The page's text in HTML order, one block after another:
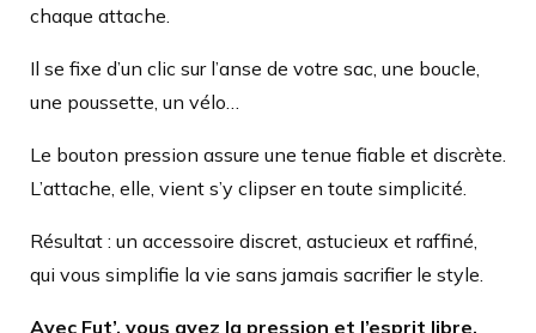
chaque attache.
Il se fixe d’un clic sur l’anse de votre sac, une boucle,
une poussette, un vélo…
Le bouton pression assure une tenue fiable et discrète.
L’attache, elle, vient s’y clipser en toute simplicité.
Résultat : un accessoire discret, astucieux et raffiné,
qui vous simplifie la vie sans jamais sacrifier le style.
Avec Fut’, vous avez la pression et l’esprit libre.